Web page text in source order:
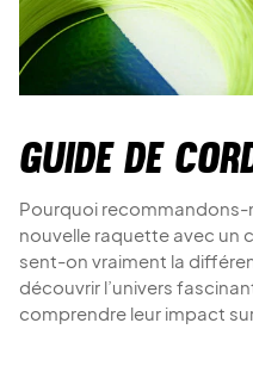
Guide de
Pourquoi
nouvelle raquette avec un
sent-on vraiment la
découvrir l’univers
comprendre leur impact